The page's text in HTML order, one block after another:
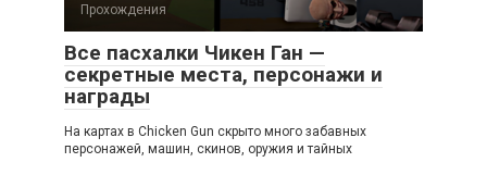
Прохождения
Все пасхалки Чикен Ган —
секретные места, персонажи и
награды
На картах в Chicken Gun скрыто много забавных
персонажей, машин, скинов, оружия и тайных